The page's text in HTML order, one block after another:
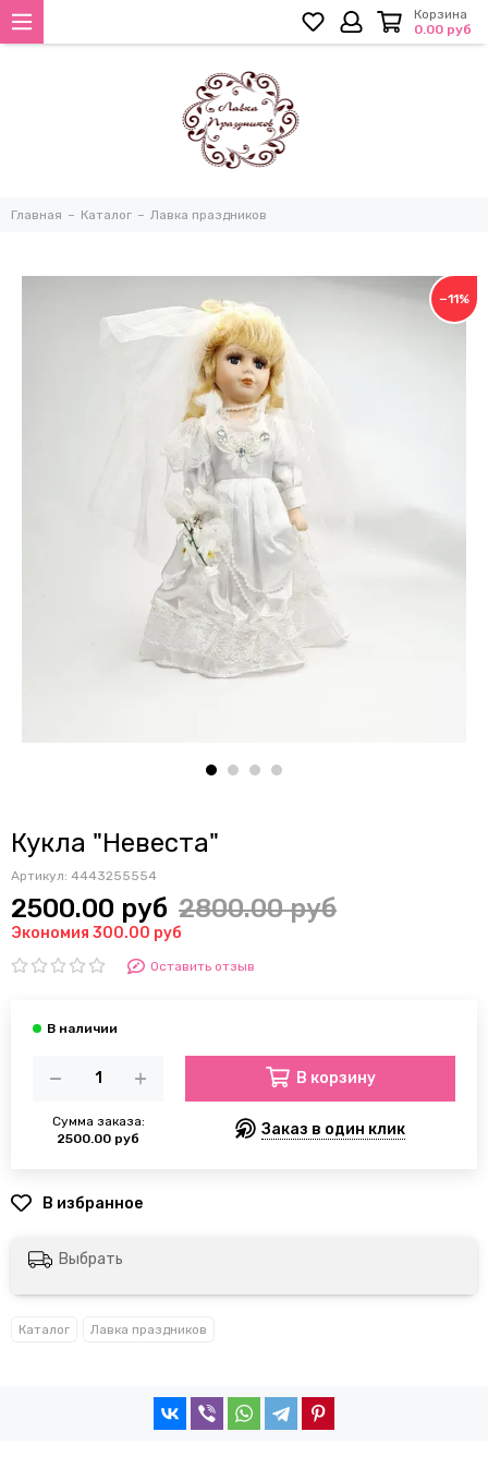
Корзина
0.00 руб
Главная Каталог Лавка праздников
−11%
Кукла "Невеста"
Артикул: 4443255554
2500.00 руб 2800.00 руб
Экономия 300.00 руб
Оставить отзыв
Сумма заказа:
2500.00 руб
В корзину
Заказ в один клик
Выбрать
Каталог Лавка праздников